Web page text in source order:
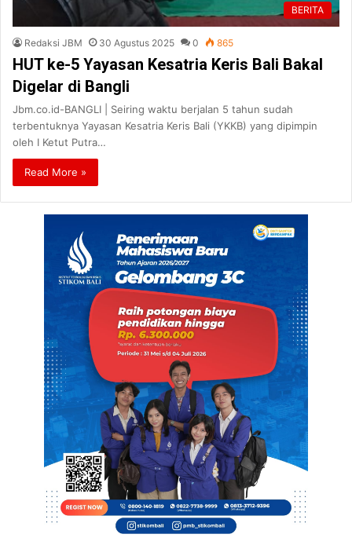
BERITA
Redaksi JBM 30 Agustus 2025 0 865
HUT ke-5 Yayasan Kesatria Keris Bali Bakal
Digelar di Bangli
Jbm.co.id-BANGLI | Seiring waktu berjalan 5 tahun sudah
terbentuknya Yayasan Kesatria Keris Bali (YKKB) yang dipimpin
oleh I Ketut Putra…
Read More »